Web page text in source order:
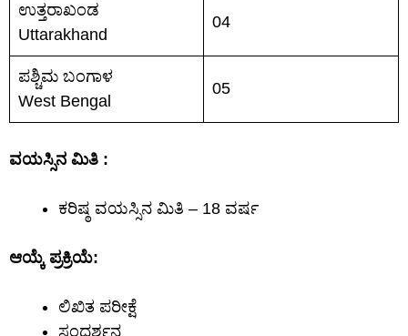
ಉತ್ತರಾಖಂಡ
Uttarakhand
04
ಪಶ್ಚಿಮ ಬಂಗಾಳ
West Bengal
05
ವಯಸ್ಸಿನ ಮಿತಿ :
ಕರಿಷ್ಠ ವಯಸ್ಸಿನ ಮಿತಿ – 18 ವರ್ಷ
ಆಯ್ಕೆ ಪ್ರಕ್ರಿಯೆ:
ಲಿಖಿತ ಪರೀಕ್ಷೆ
ಸಂದರ್ಶನ